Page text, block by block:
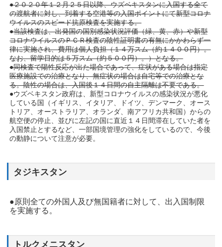
●２０２０年１２月２５日以降、ウズベキスタンに入国する全て
の渡航者に対し、到着する空港等の入国ポイントにて新型コロナ
ウイルスのスピード抗原検査を実施する。
●当該検査は、出発国の国別感染状況評価（緑、黄、赤）や新型
コロナウイルスのＰＣＲ検査の陰性証明書の有無にかかわらず一
律に実施され、費用は個人負担（１４万スム（約１４００円）。
なお、留学目的は５万スム（約５００円）。）となる。
●同検査で陽性反応が出た場合であって、症状がある場合は指定
医療施設での治療となり、無症状の場合は自宅等での治療とな
る。陰性の場合は、入国後１４日間の自主隔離は不要である。
●ウズベキスタン政府は、新型コロナウイルスの感染状況が悪化
している国（イギリス、イタリア、ドイツ、デンマーク、オース
トリア、オーストラリア、オランダ、南アフリカ共和国）からの
航空便の停止、並びに左記の国に直近１４日間滞在していた者を
入国禁止とするなど、一部国境管理の強化をしているので、今後
の動静について注意が必要。
タジキスタン
●原則全ての外国人及び無国籍者に対して、出入国制限
を実施する。
トルクメニスタン